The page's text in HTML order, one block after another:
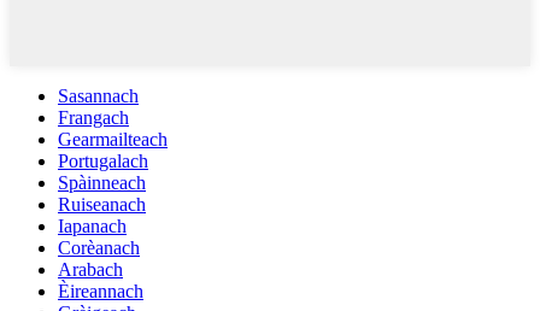
Sasannach
Frangach
Gearmailteach
Portugalach
Spàinneach
Ruiseanach
Iapanach
Corèanach
Arabach
Èireannach